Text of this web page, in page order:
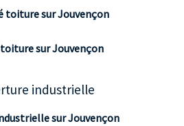
toiture sur Jouvençon
sur Jouvençon
industrielle
sur Jouvençon